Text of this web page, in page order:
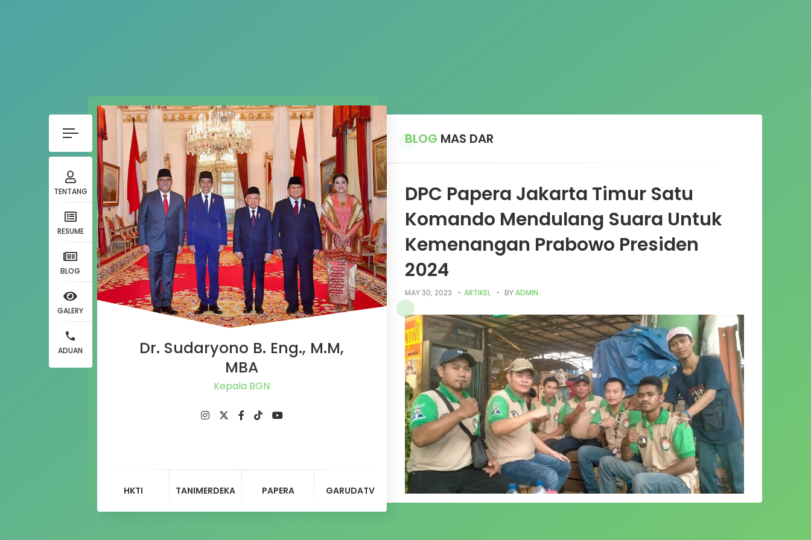
TENTANG
RESUME
BLOG
GALERY
ADUAN
Dr. Sudaryono B. Eng., M.M,
MBA
Kepala BGN
HKTI TANIMERDEKA PAPERA GARUDATV
BLOG MAS DAR
DPC Papera Jakarta Timur Satu
Komando Mendulang Suara Untuk
Kemenangan Prabowo Presiden
2024
MAY 30, 2023 ARTIKEL BYADMIN